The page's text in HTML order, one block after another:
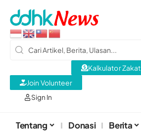
Sign In
Kalkulator Zakat
Join Volunteer
Tentang Donasi Berita